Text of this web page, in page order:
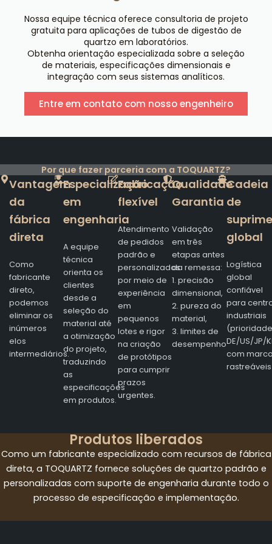
Nossa equipe técnica oferece consultoria de projeto
gratuita para aplicações de tubos de digestão de
quartzo em laboratórios.
Obtenha orientação especializada sobre a seleção
de materiais, especificações dimensionais e
integração com seus sistemas analíticos.
Entre em contato com nosso engenheiro
Por que fazer parceria com a TOQUARTZ?
Vantagem
da
fábrica
direta
Como
fabricante
direto,
podemos
eliminar os
inúmeros
elos
intermediários.
Especialização
em
engenharia
A equipe
técnica
orienta os
clientes
desde a
seleção do
material até
a otimização
do projeto,
traduzindo
as
especificações
em produtos.
Fabricação
flexível
Atendimento
de pedidos
padrão e
personalizados
por meio de
experiência
em
pequenos
lotes e rigor
na criação
de protótipos
para cumprir
prazos
urgentes.
Qualidade
Garantia
Validação
em três
etapas antes
da remessa:
1. precisão
dimensional,
2. pureza do
material,
3. limites de
desempenho
Cadeia
de
global
Logística
global
confiável
para
industriais
(prioridade
DE/US/JP/
com
Produtos liberados
Como um fabricante especializado com recursos de fábrica
direta, a TOQUARTZ fornece soluções de quartzo padrão e
personalizadas com suporte de engenharia durante todo o
processo de especificação e implementação.